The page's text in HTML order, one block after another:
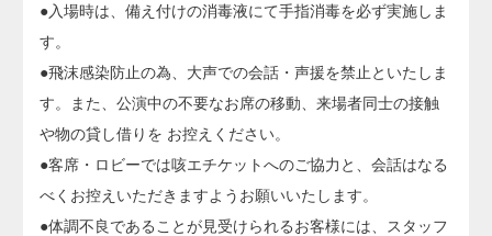
●入場時は、備え付けの消毒液にて手指消毒を必ず実施しま
す。
●飛沫感染防止の為、大声での会話・声援を禁止といたしま
す。また、公演中の不要なお席の移動、来場者同士の接触
や物の貸し借りを お控えください。
●客席・ロビーでは咳エチケットへのご協力と、会話はなる
べくお控えいただきますようお願いいたします。
●体調不良であることが見受けられるお客様には、スタッフ